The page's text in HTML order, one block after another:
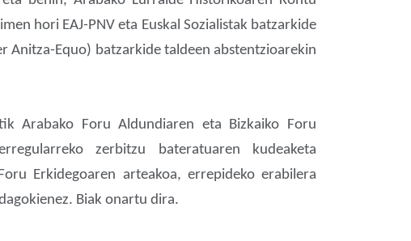
hori EAJ-PNV eta Euskal Sozialistak batzarkide
Anitza-Equo) batzarkide taldeen abstentzioarekin
Arabako Foru Aldundiaren eta Bizkaiko Foru
zerbitzu bateratuaren kudeaketa
Erkidegoaren arteakoa, errepideko erabilera
Biak onartu dira.